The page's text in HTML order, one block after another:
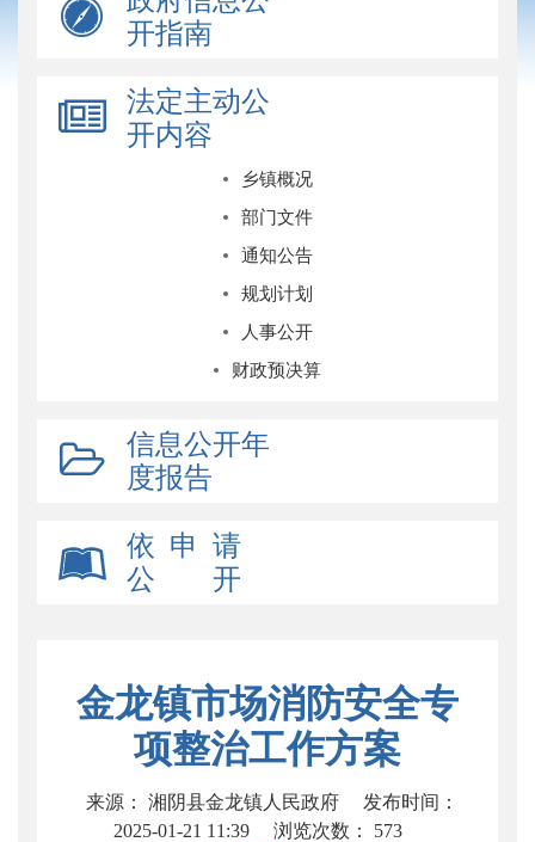
开指南
法定主动公
开内容
乡镇概况
部门文件
通知公告
规划计划
人事公开
财政预决算
信息公开年
度报告
依 申 请
公 开
金龙镇市场消防安全专
项整治工作方案
来源： 湘阴县金龙镇人民政府
发布时间：
2025-01-21 11:39
浏览次数： 573